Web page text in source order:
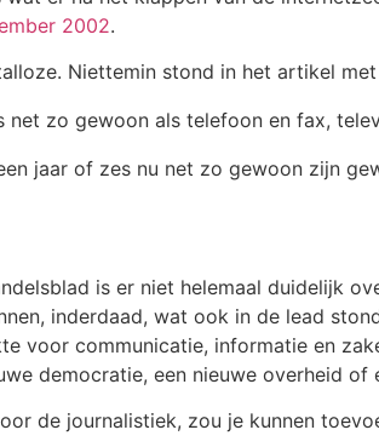
2002.
Niettemin stond in het artikel
net zo gewoon als telefoon en fax,
jaar of zes nu net zo gewoon zijn
is er niet helemaal duidelijk
inderdaad, wat ook in de lead
voor communicatie, informatie en
democratie, een nieuwe overheid of
de journalistiek, zou je kunnen